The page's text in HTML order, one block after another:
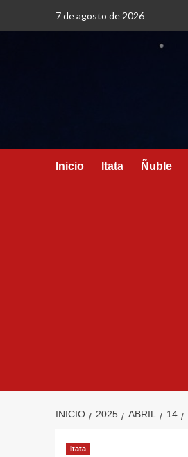
7 de agosto de 2026
Inicio Itata Ñuble
INICIO 2025 ABRIL 14
Itata